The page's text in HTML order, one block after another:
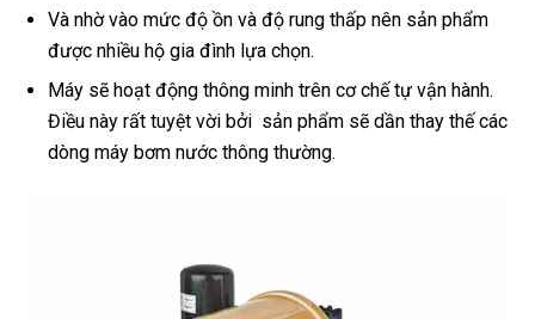
Và nhờ vào mức độ ồn và độ rung thấp nên sản phẩm
được nhiều hộ gia đình lựa chọn.
Máy sẽ hoạt động thông minh trên cơ chế tự vận hành.
Điều này rất tuyệt vời bởi sản phẩm sẽ dần thay thế các
dòng máy bơm nước thông thường.